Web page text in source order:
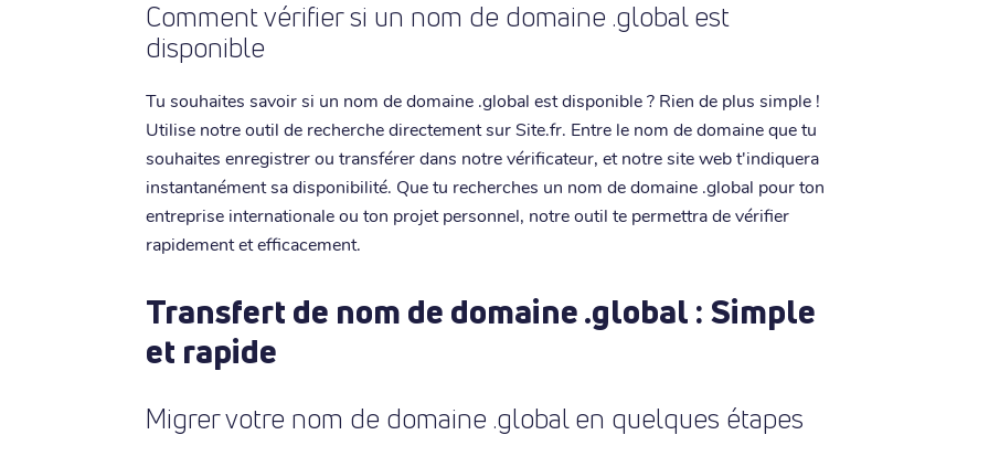
Comment vérifier si un nom de domaine .global est
disponible
Tu souhaites savoir si un nom de domaine .global est disponible ? Rien de plus simple !
Utilise notre outil de recherche directement sur Site.fr. Entre le nom de domaine que tu
souhaites enregistrer ou transférer dans notre vérificateur, et notre site web t'indiquera
instantanément sa disponibilité. Que tu recherches un nom de domaine .global pour ton
entreprise internationale ou ton projet personnel, notre outil te permettra de vérifier
rapidement et efficacement.
Transfert de nom de domaine .global : Simple
et rapide
Migrer votre nom de domaine .global en quelques étapes